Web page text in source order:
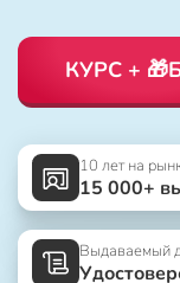
КУРС +
10 лет на
15 000+
Выдаваемый